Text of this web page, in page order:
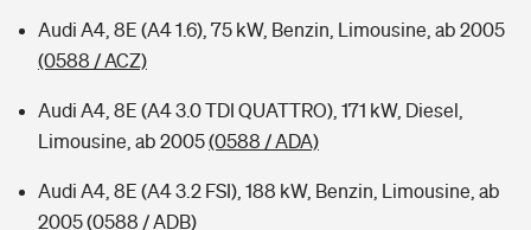
Audi A4, 8E (A4 1.6), 75 kW, Benzin, Limousine, ab 2005
(0588 / ACZ)
Audi A4, 8E (A4 3.0 TDI QUATTRO), 171 kW, Diesel,
Limousine, ab 2005(0588 / ADA)
Audi A4, 8E (A4 3.2 FSI), 188 kW, Benzin, Limousine, ab
2005(0588 / ADB)